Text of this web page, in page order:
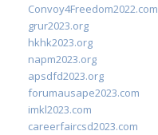
Convoy4Freedom2022.com
grur2023.org
hkhk2023.org
napm2023.org
apsdfd2023.org
forumausape2023.com
imkl2023.com
careerfaircsd2023.com